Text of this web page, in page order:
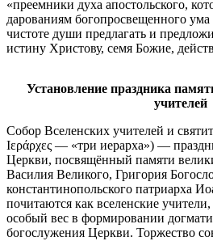
«преемники духа апостольского,
дарованиям богопросвещенного ума
чистоте души предлагать и
истину Христову, семя Божие,
Установление праздника
учителей
Собор Вселенских учителей и
Ιεράρχες — «три иерарха») —
Церкви, посвящённый памяти
Василия Великого, Григория
константинопольского патриарха
почитаются как вселенские
особый вес в формировании
богослужения Церкви. Торжество